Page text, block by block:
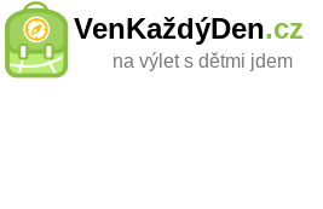
VenKaždýDen.cz
na výlet s dětmi jdem